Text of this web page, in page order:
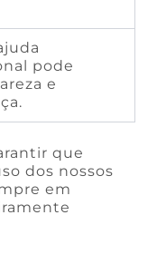
pode
e
que
dos nossos
em